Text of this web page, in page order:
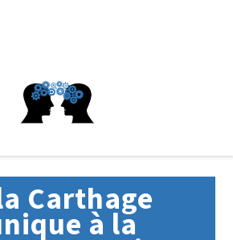
Carthage
à la